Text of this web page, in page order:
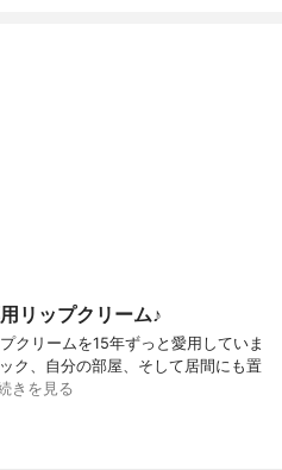
リップクリーム♪
クリームを15年ずっと愛用していま
ク、自分の部屋、そして居間にも置
きを見る